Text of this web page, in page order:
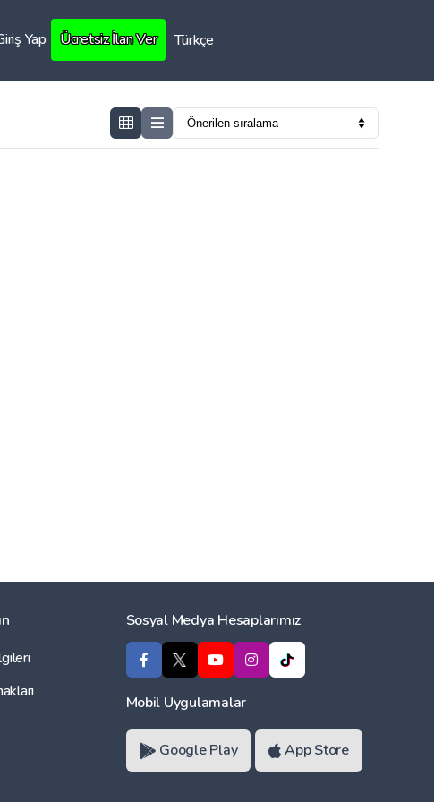
Yap Ücretsiz İlan Ver Türkçe
Sosyal Medya Hesaplarımız
Mobil Uygulamalar
Google Play App Store